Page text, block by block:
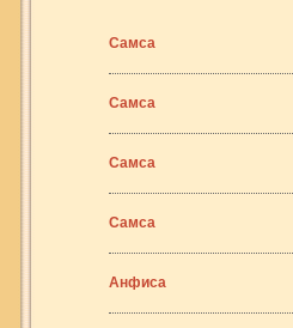
Самса
Самса
Самса
Самса
Анфиса